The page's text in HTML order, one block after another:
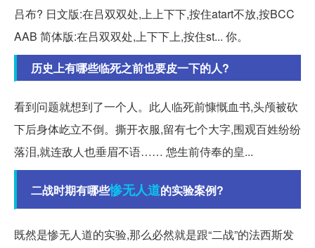
吕布? 日文版:在吕双双处,上上下下,按住atart不放,按BCC
AAB 简体版:在吕双双处,上下下上,按住st... 你。
历史上有哪些临死之前也要皮一下的人?
看到问题就想到了一个人。此人临死前慷慨血书,头颅被砍
下后身体屹立不倒。撕开衣服,留有七个大字,围观百姓纷纷
落泪,就连敌人也垂眉不语…… 怹生前侍奉的皇...
二战时期有哪些惨无人道的实验案例?
既然是惨无人道的实验,那么必然就是跟“二战”的法西斯发